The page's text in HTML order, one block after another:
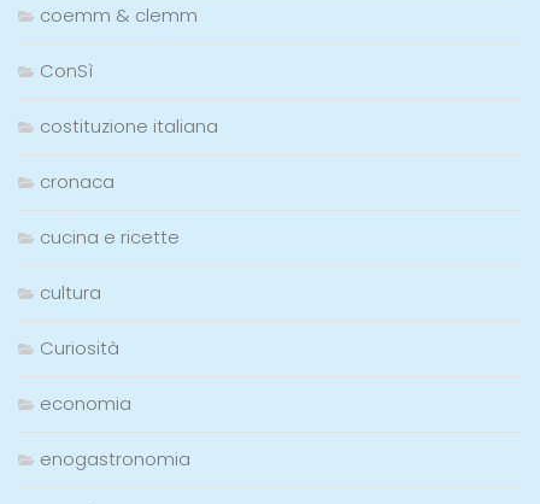
coemm & clemm
ConSì
costituzione italiana
cronaca
cucina e ricette
cultura
Curiosità
economia
enogastronomia